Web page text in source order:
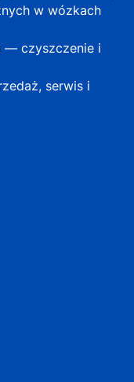
w wózkach
— czyszczenie i
serwis i